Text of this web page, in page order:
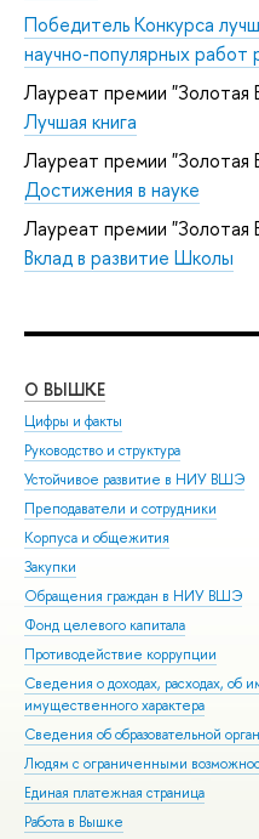
Победитель Конкурса
научно-популярных
Лауреат премии "Золотая
Лучшая книга
Лауреат премии "Золотая
Достижения в науке
Лауреат премии "Золотая
Вклад в развитие Школы
О ВЫШКЕ
Цифры и факты
Руководство и структура
Устойчивое развитие в НИУ ВШЭ
Преподаватели и сотрудники
Корпуса и общежития
Закупки
Обращения граждан в НИУ ВШЭ
Фонд целевого капитала
Противодействие коррупции
Сведения о доходах, расходах, об
имущественного характера
Сведения об образовательной
Людям с ограниченными
Единая платежная страница
Работа в Вышке